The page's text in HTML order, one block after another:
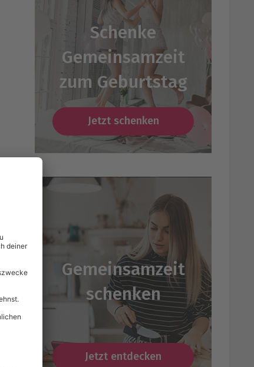
Schenke
Gemeinsamzeit
zum Geburtstag
Jetzt schenken
Gemeinsamzeit
schenken
Jetzt entdecken